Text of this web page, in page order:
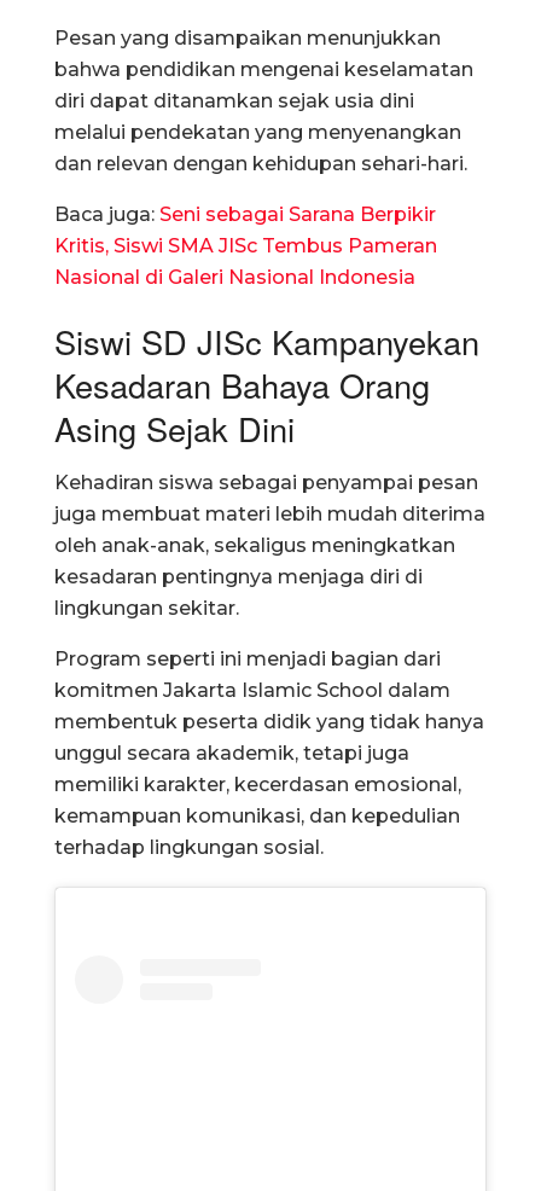
Pesan yang disampaikan menunjukkan
bahwa pendidikan mengenai keselamatan
diri dapat ditanamkan sejak usia dini
melalui pendekatan yang menyenangkan
dan relevan dengan kehidupan sehari-hari.
Baca juga: Seni sebagai Sarana Berpikir
Kritis, Siswi SMA JISc Tembus Pameran
Nasional di Galeri Nasional Indonesia
Siswi SD JISc Kampanyekan
Kesadaran Bahaya Orang
Asing Sejak Dini
Kehadiran siswa sebagai penyampai pesan
juga membuat materi lebih mudah diterima
oleh anak-anak, sekaligus meningkatkan
kesadaran pentingnya menjaga diri di
lingkungan sekitar.
Program seperti ini menjadi bagian dari
komitmen Jakarta Islamic School dalam
membentuk peserta didik yang tidak hanya
unggul secara akademik, tetapi juga
memiliki karakter, kecerdasan emosional,
kemampuan komunikasi, dan kepedulian
terhadap lingkungan sosial.